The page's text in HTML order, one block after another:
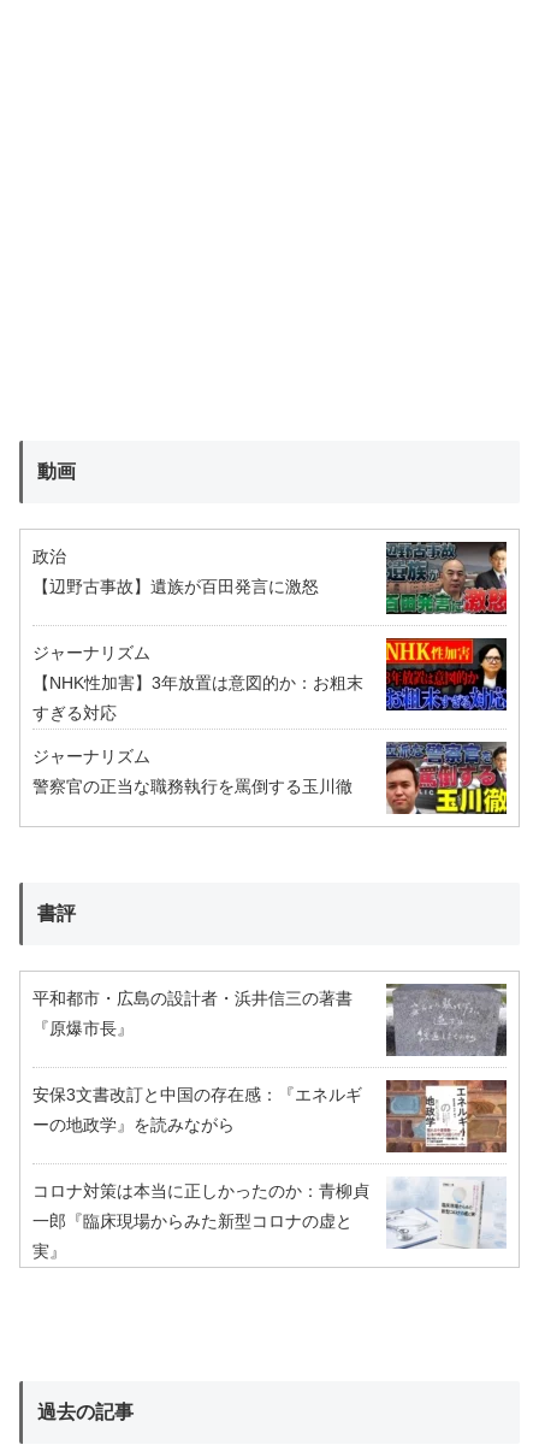
動画
政治
【辺野古事故】遺族が百田発言に激怒
ジャーナリズム
【NHK性加害】3年放置は意図的か：お粗末
すぎる対応
ジャーナリズム
警察官の正当な職務執行を罵倒する玉川徹
書評
平和都市・広島の設計者・浜井信三の著書
『原爆市長』
安保3文書改訂と中国の存在感：『エネルギ
ーの地政学』を読みながら
コロナ対策は本当に正しかったのか：青柳貞
一郎『臨床現場からみた新型コロナの虚と
実』
過去の記事